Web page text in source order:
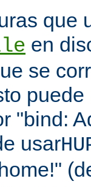
que
en
se
"bind:
usar